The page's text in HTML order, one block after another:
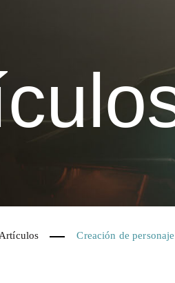
Artículos Creación de